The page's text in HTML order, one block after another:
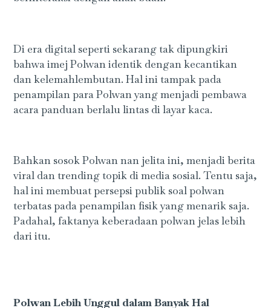
Di era digital seperti sekarang tak dipungkiri
bahwa imej Polwan identik dengan kecantikan
dan kelemahlembutan. Hal ini tampak pada
penampilan para Polwan yang menjadi pembawa
acara panduan berlalu lintas di layar kaca.
Bahkan sosok Polwan nan jelita ini, menjadi berita
viral dan trending topik di media sosial. Tentu saja,
hal ini membuat persepsi publik soal polwan
terbatas pada penampilan fisik yang menarik saja.
Padahal, faktanya keberadaan polwan jelas lebih
dari itu.
Polwan Lebih Unggul dalam Banyak Hal